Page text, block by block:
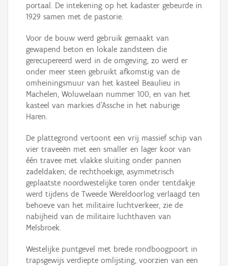
portaal. De intekening op het kadaster gebeurde in
1929 samen met de pastorie.
Voor de bouw werd gebruik gemaakt van
gewapend beton en lokale zandsteen die
gerecupereerd werd in de omgeving, zo werd er
onder meer steen gebruikt afkomstig van de
omheiningsmuur van het kasteel Beaulieu in
Machelen, Woluwelaan nummer 100, en van het
kasteel van markies d'Assche in het naburige
Haren.
De plattegrond vertoont een vrij massief schip van
vier traveeën met een smaller en lager koor van
één travee met vlakke sluiting onder pannen
zadeldaken; de rechthoekige, asymmetrisch
geplaatste noordwestelijke toren onder tentdakje
werd tijdens de Tweede Wereldoorlog verlaagd ten
behoeve van het militaire luchtverkeer, zie de
nabijheid van de militaire luchthaven van
Melsbroek.
Westelijke puntgevel met brede rondboogpoort in
trapsgewijs verdiepte omlijsting, voorzien van een